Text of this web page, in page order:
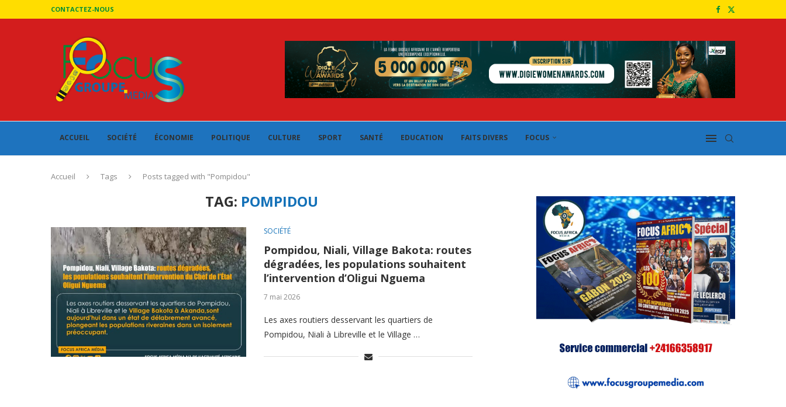
CONTACTEZ-NOUS
ACCUEIL SOCIÉTÉ ÉCONOMIE POLITIQUE CULTURE SPORT SANTÉ EDUCATION FAITS DIVERS FOCUS
Accueil Tags Posts tagged with "Pompidou"
TAG: POMPIDOU
SOCIÉTÉ
Pompidou, Niali, Village Bakota: routes
dégradées, les populations souhaitent
l’intervention d’Oligui Nguema
7 mai 2026
Les axes routiers desservant les quartiers de
Pompidou, Niali à Libreville et le Village …